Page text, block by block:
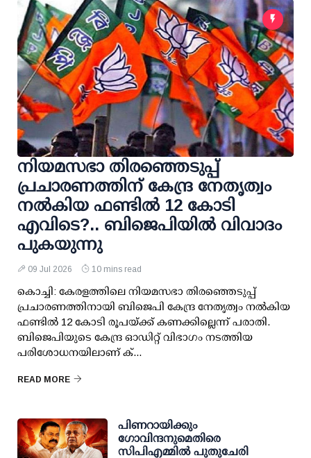
നിയമസഭാ തിരഞ്ഞെടുപ്പ്
പ്രചാരണത്തിന് കേന്ദ്ര നേതൃത്വം
നല്‍കിയ ഫണ്ടില്‍ 12 കോടി
എവിടെ?.. ബിജെപിയില്‍ വിവാദം
പുകയുന്നു
09 Jul 2026 10 mins read
കൊച്ചി: കേരളത്തിലെ നിയമസഭാ തിരഞ്ഞെടുപ്പ്
പ്രചാരണത്തിനായി ബിജെപി കേന്ദ്ര നേതൃത്വം നല്‍കിയ
ഫണ്ടില്‍ 12 കോടി രൂപയ്ക്ക് കണക്കില്ലെന്ന് പരാതി.
ബിജെപിയുടെ കേന്ദ്ര ഓഡിറ്റ് വിഭാഗം നടത്തിയ
പരിശോധനയിലാണ് ക്...
READ MORE
പിണറായിക്കും
ഗോവിന്ദനുമെതിരെ
സിപിഎമ്മില്‍ പുതുചേരി